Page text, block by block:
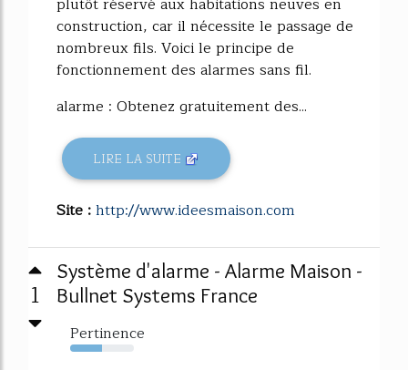
construction, car il nécessite le passage de
nombreux fils. Voici le principe de
fonctionnement des alarmes sans fil.
alarme : Obtenez gratuitement des...
LIRE LA SUITE
Site :http://www.ideesmaison.com
1
Système d'alarme - Alarme Maison -
Bullnet Systems France
Pertinence
50%